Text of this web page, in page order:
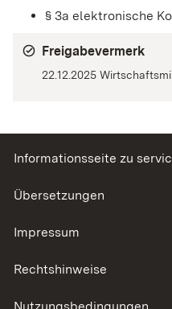
§ 3a elektronische
Freigabevermerk
22.12.2025
Informationsseite zu
Übersetzungen
Impressum
Rechtshinweise